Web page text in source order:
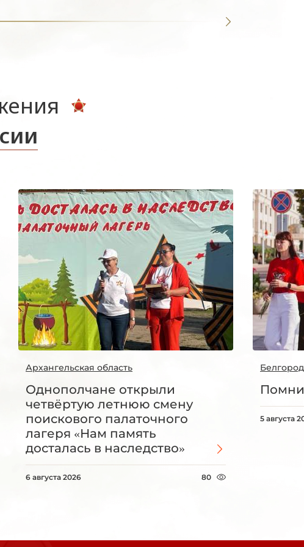
Архангельская область
Однополчане открыли
четвёртую летнюю смену
поискового палаточного
лагеря «Нам память
досталась в наследство»
6 августа 2026 80
5 августа